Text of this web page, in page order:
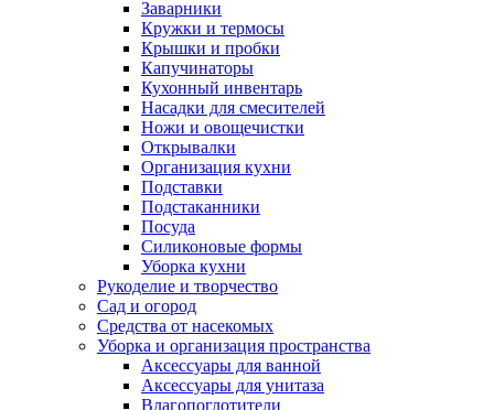
Заварники
Кружки и термосы
Крышки и пробки
Капучинаторы
Кухонный инвентарь
Насадки для смесителей
Ножи и овощечистки
Открывалки
Организация кухни
Подставки
Подстаканники
Посуда
Силиконовые формы
Уборка кухни
Рукоделие и творчество
Сад и огород
Средства от насекомых
Уборка и организация пространства
Аксессуары для ванной
Аксессуары для унитаза
Влагопоглотители